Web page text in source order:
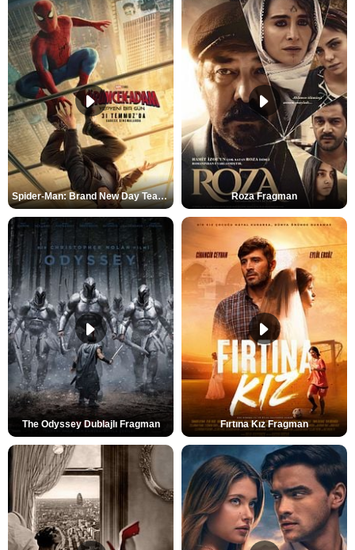
Spider-Man: Brand New Day Teaser Roza Fragman
The Odyssey Dublajlı Fragman Fırtına Kız Fragman